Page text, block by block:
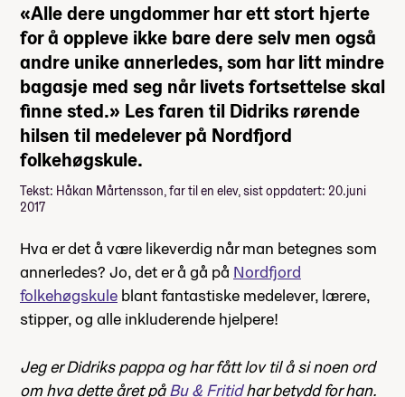
«Alle dere ungdommer har ett stort hjerte
for å oppleve ikke bare dere selv men også
andre unike annerledes, som har litt mindre
bagasje med seg når livets fortsettelse skal
finne sted.» Les faren til Didriks rørende
hilsen til medelever på Nordfjord
folkehøgskule.
Tekst: Håkan Mårtensson, far til en elev, sist oppdatert: 20.juni
2017
Hva er det å være likeverdig når man betegnes som
annerledes? Jo, det er å gå på Nordfjord
folkehøgskule blant fantastiske medelever, lærere,
stipper, og alle inkluderende hjelpere!
Jeg er Didriks pappa og har fått lov til å si noen ord
om hva dette året påBu & Fritidhar betydd for han.